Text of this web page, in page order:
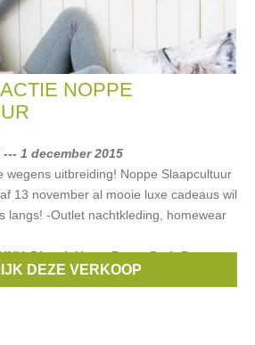
NOPPE
1 december 2015
wegens uitbreiding! Noppe Slaapcultuur
13 november al mooie luxe cadeaus wil
langs! -Outlet nachtkleding, homewear
,Diesel,Hugo Boss,Petit Bateau,
DEZE VERKOOP